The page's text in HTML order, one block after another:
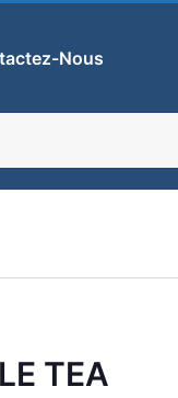
Nous
TEA